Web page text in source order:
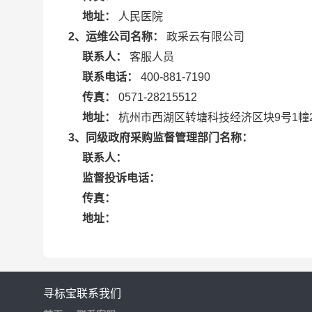
地址：
人民医院
2、运维公司名称：
政采云有限公司
联系人：
客服人员
联系电话：
400-881-7190
传真：
0571-28215512
地址：
杭州市西湖区转塘科技经济区块9号1幢
3、同级政府采购监督管理部门名称：
联系人：
监督投诉电话：
传真：
地址：
寻标宝联系我们